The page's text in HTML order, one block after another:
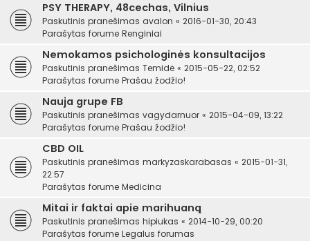
PSY THERAPY, 48cechas, Vilnius
Paskutinis pranešimas avalon « 2016-01-30, 20:43
Parašytas forume Renginiai
Nemokamos psichologinės konsultacijos
Paskutinis pranešimas Temidė « 2015-05-22, 02:52
Parašytas forume Prašau žodžio!
Nauja grupe FB
Paskutinis pranešimas vagydarnuor « 2015-04-09, 13:22
Parašytas forume Prašau žodžio!
CBD OIL
Paskutinis pranešimas markyzaskarabasas « 2015-01-31,
22:57
Parašytas forume Medicina
Mitai ir faktai apie marihuaną
Paskutinis pranešimas hipiukas « 2014-10-29, 00:20
Parašytas forume Legalus forumas